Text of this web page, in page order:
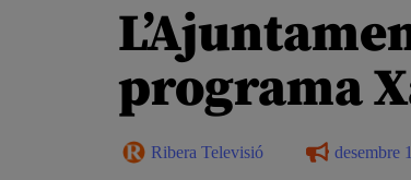
programa
Ribera Televisió desembre